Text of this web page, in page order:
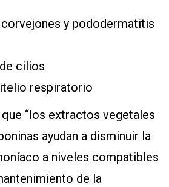
y pododermatitis
cilios
respiratorio
“los extractos vegetales
ayudan a disminuir la
a niveles compatibles
de la